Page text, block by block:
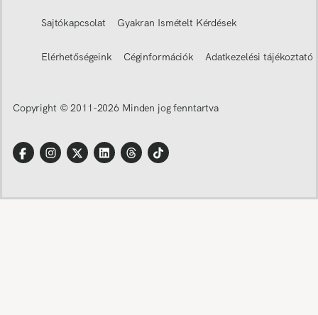
Sajtókapcsolat Gyakran Ismételt Kérdések
Elérhetőségeink Céginformációk Adatkezelési tájékoztató
Copyright © 2011-2026 Minden jog fenntartva